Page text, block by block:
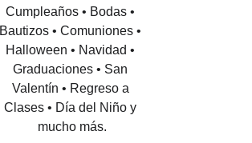
Cumpleaños • Bodas •
Bautizos • Comuniones •
Halloween • Navidad •
Graduaciones • San
Valentín • Regreso a
Clases • Día del Niño y
mucho más.